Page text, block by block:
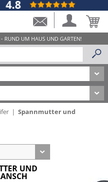
|Spannmutter und
UND